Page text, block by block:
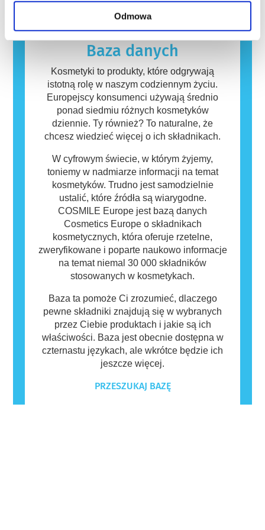
Odmowa
których przeprowadzenia firmy są prawnie
zobowiązane, obejmują wszystkie potencjalne
zagrożenia, w tym potencjalne zaburzenia
funkcjonowania układu hormonalnego.
nieszkodliwe. Substancja, która powoduje
reakcję alergiczną nazywana jest alergenem.
Kosmetyki i produkty do pielęgnacji ciała
mogą zawierać składniki, które dla niektórych
osób mogą okazać się alergizujące. Nie
oznacza to jednak, że produkt nie jest
bezpieczny dla innych.
Baza danych
Kosmetyki to produkty, które odgrywają
istotną rolę w naszym codziennym życiu.
Europejscy konsumenci używają średnio
ponad siedmiu różnych kosmetyków
dziennie. Ty również? To naturalne, że
chcesz wiedzieć więcej o ich składnikach.
W cyfrowym świecie, w którym żyjemy,
toniemy w nadmiarze informacji na temat
kosmetyków. Trudno jest samodzielnie
ustalić, które źródła są wiarygodne.
COSMILE Europe jest bazą danych
Cosmetics Europe o składnikach
kosmetycznych, która oferuje rzetelne,
zweryfikowane i poparte naukowo informacje
na temat niemal 30 000 składników
stosowanych w kosmetykach.
Baza ta pomoże Ci zrozumieć, dlaczego
pewne składniki znajdują się w wybranych
przez Ciebie produktach i jakie są ich
właściwości. Baza jest obecnie dostępna w
czternastu językach, ale wkrótce będzie ich
jeszcze więcej.
PRZESZUKAJ BAZĘ